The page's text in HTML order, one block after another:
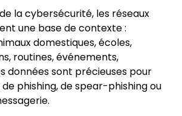
la cybersécurité, les réseaux
une base de contexte :
domestiques, écoles,
routines, événements,
données sont précieuses pour
phishing, de spear-phishing ou